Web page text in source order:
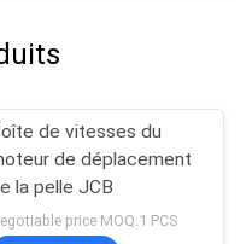
de vitesses du
de déplacement
la pelle JCB
price MOQ:1 PCS